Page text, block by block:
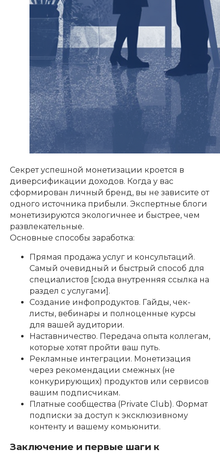
Секрет успешной монетизации кроется в
диверсификации доходов. Когда у вас
сформирован личный бренд, вы не зависите от
одного источника прибыли. Экспертные блоги
монетизируются экологичнее и быстрее, чем
развлекательные.
Основные способы заработка:
Прямая продажа услуг и консультаций.
Самый очевидный и быстрый способ для
специалистов [сюда внутренняя ссылка на
раздел с услугами].
Создание инфопродуктов. Гайды, чек-
листы, вебинары и полноценные курсы
для вашей аудитории.
Наставничество. Передача опыта коллегам,
которые хотят пройти ваш путь.
Рекламные интеграции. Монетизация
через рекомендации смежных (не
конкурирующих) продуктов или сервисов
вашим подписчикам.
Платные сообщества (Private Club). Формат
подписки за доступ к эксклюзивному
контенту и вашему комьюнити.
Заключение и первые шаги к